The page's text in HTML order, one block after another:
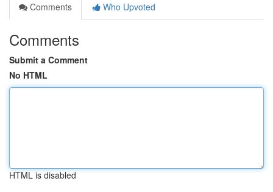
Comments
Who Upvoted
Comments
Submit a Comment
No HTML
HTML is disabled